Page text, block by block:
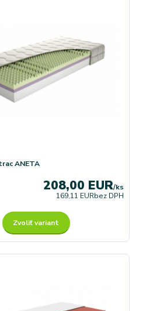
ANETA
208,00 EUR/ks
169,11 EURbez DPH
Zvoliť variant